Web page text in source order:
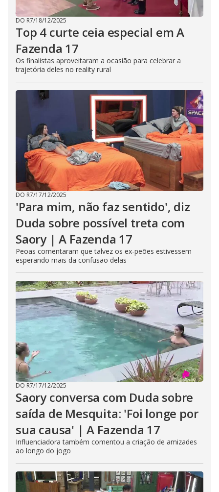
DO R7/18/12/2025
Top 4 curte ceia especial em A
Fazenda 17
Os finalistas aproveitaram a ocasião para celebrar a
trajetória deles no reality rural
DO R7/17/12/2025
'Para mim, não faz sentido', diz
Duda sobre possível treta com
Saory | A Fazenda 17
Peoas comentaram que talvez os ex-peões estivessem
esperando mais da confusão delas
DO R7/17/12/2025
Saory conversa com Duda sobre
saída de Mesquita: 'Foi longe por
sua causa' | A Fazenda 17
Influenciadora também comentou a criação de amizades
ao longo do jogo